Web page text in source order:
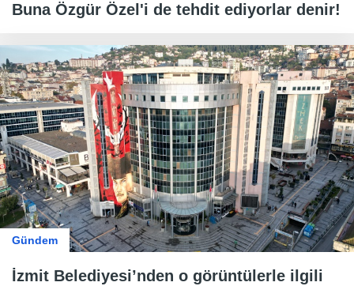
Buna Özgür Özel'i de tehdit ediyorlar denir!
Gündem
İzmit Belediyesi’nden o görüntülerle ilgili